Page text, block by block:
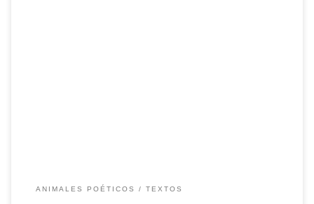
ANIMALES POÉTICOS TEXTOS